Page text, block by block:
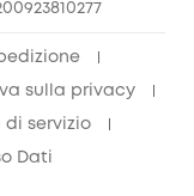
sulla privacy
di servizio
Dati